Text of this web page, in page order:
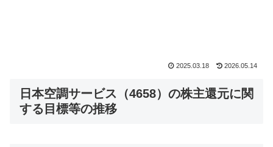
2025.03.18 2026.05.14
日本空調サービス（4658）の株主還元に関
する目標等の推移